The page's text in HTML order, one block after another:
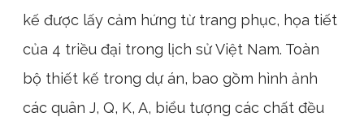
kế được lấy cảm hứng từ trang phục, họa tiết
của 4 triều đại trong lịch sử Việt Nam. Toàn
bộ thiết kế trong dự án, bao gồm hình ảnh
các quân J, Q, K, A, biểu tượng các chất đều